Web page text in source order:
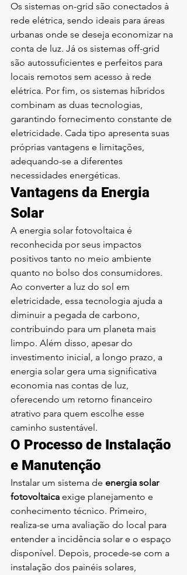
Os sistemas on-grid são conectados à
rede elétrica, sendo ideais para áreas
urbanas onde se deseja economizar na
conta de luz. Já os sistemas off-grid
são autossuficientes e perfeitos para
locais remotos sem acesso à rede
elétrica. Por fim, os sistemas híbridos
combinam as duas tecnologias,
garantindo fornecimento constante de
eletricidade. Cada tipo apresenta suas
próprias vantagens e limitações,
adequando-se a diferentes
necessidades energéticas.
Vantagens da Energia
Solar
A energia solar fotovoltaica é
reconhecida por seus impactos
positivos tanto no meio ambiente
quanto no bolso dos consumidores.
Ao converter a luz do sol em
eletricidade, essa tecnologia ajuda a
diminuir a pegada de carbono,
contribuindo para um planeta mais
limpo. Além disso, apesar do
investimento inicial, a longo prazo, a
energia solar gera uma significativa
economia nas contas de luz,
oferecendo um retorno financeiro
atrativo para quem escolhe esse
caminho sustentável.
O Processo de Instalação
e Manutenção
Instalar um sistema de energia solar
fotovoltaica exige planejamento e
conhecimento técnico. Primeiro,
realiza-se uma avaliação do local para
entender a incidência solar e o espaço
disponível. Depois, procede-se com a
instalação dos painéis solares,